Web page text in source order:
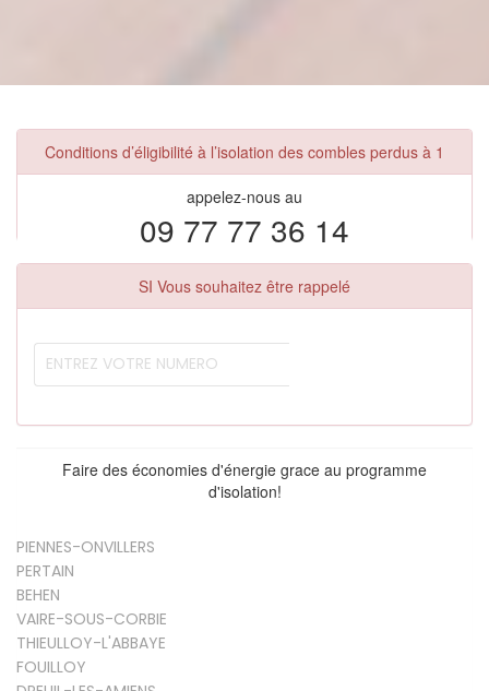
Conditions d’éligibilité à l’isolation des combles perdus à 1
appelez-nous au
09 77 77 36 14
SI Vous souhaitez être rappelé
Faire des économies d'énergie grace au programme
d'isolation!
PIENNES-ONVILLERS
PERTAIN
BEHEN
VAIRE-SOUS-CORBIE
THIEULLOY-L'ABBAYE
FOUILLOY